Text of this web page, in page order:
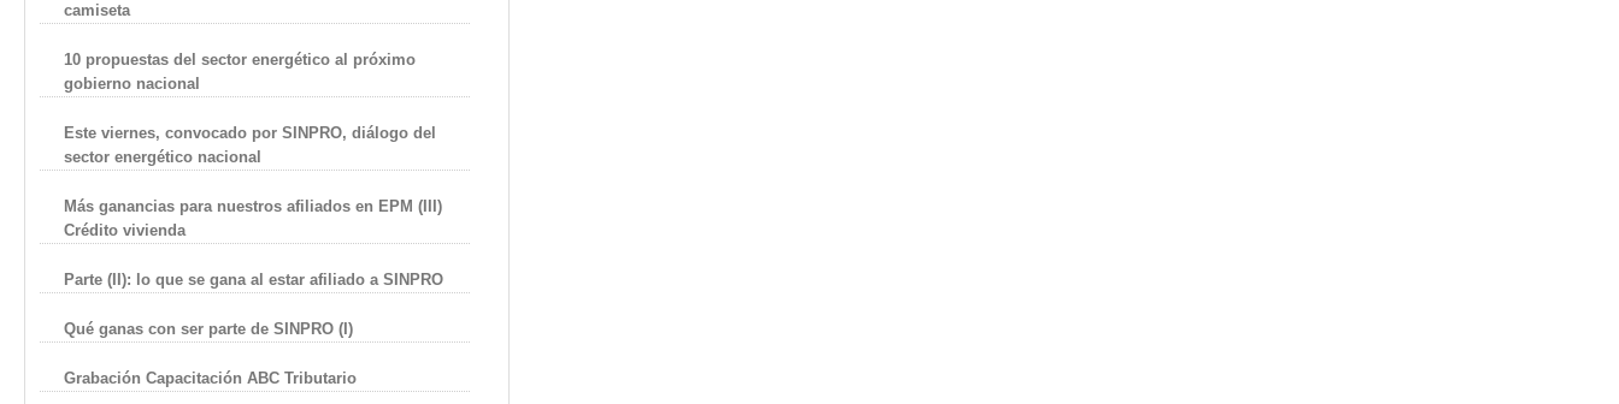
camiseta
10 propuestas del sector energético al próximo
gobierno nacional
Este viernes, convocado por SINPRO, diálogo del
sector energético nacional
Más ganancias para nuestros afiliados en EPM (III)
Crédito vivienda
Parte (II): lo que se gana al estar afiliado a SINPRO
Qué ganas con ser parte de SINPRO (I)
Grabación Capacitación ABC Tributario